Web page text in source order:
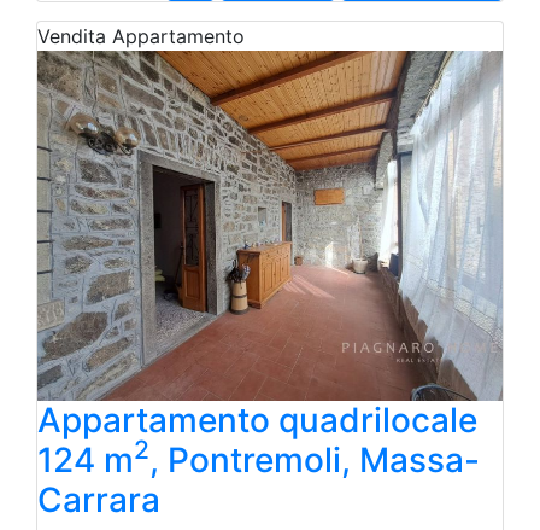
Vendita Appartamento
Appartamento quadrilocale
124 m2, Pontremoli, Massa-
Carrara